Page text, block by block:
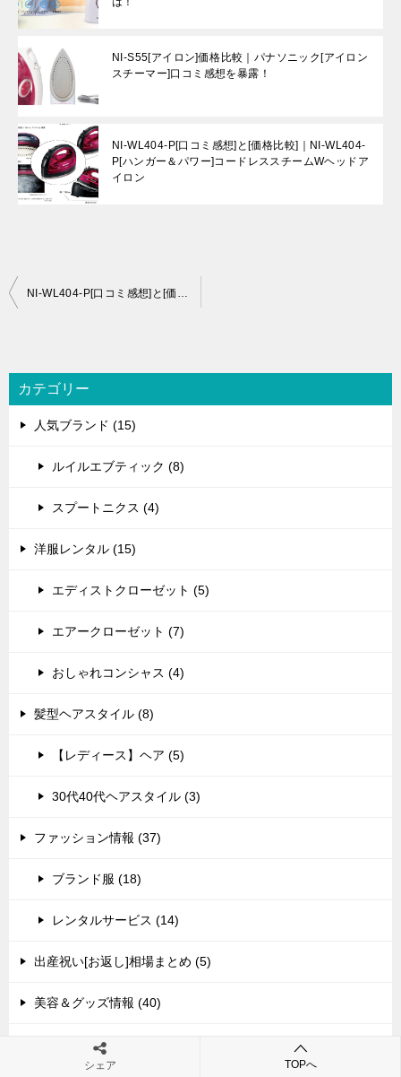
NI-S55[アイロン]価格比較｜パナソニック[アイロン
スチーマー]口コミ感想を暴露！
NI-WL404-P[口コミ感想]と[価格比較]｜NI-WL404-
P[ハンガー＆パワー]コードレススチームWヘッドア
イロン
投
ビ
ゲ
ー
NI-WL404-P[口コミ感想]と[価格比較]｜NI-WL404-P[ハンガー＆パワー]コードレススチームWヘッドアイロン
カテゴリー
人気ブランド (15)
ルイルエブティック (8)
スプートニクス (4)
洋服レンタル (15)
エディストクローゼット (5)
エアークローゼット (7)
おしゃれコンシャス (4)
髪型ヘアスタイル (8)
【レディース】ヘア (5)
30代40代ヘアスタイル (3)
ファッション情報 (37)
ブランド服 (18)
レンタルサービス (14)
出産祝い[お返し]相場まとめ (5)
美容＆グッズ情報 (40)
公式サイト限定 (27)
シェア TOPへ